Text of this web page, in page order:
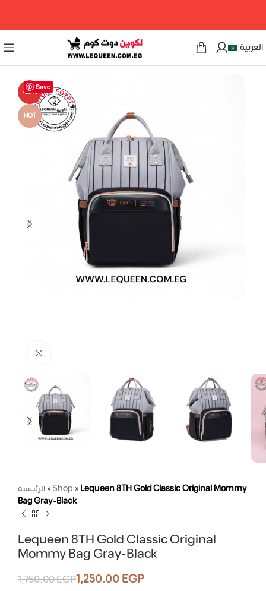
العربية
Save
-29%
HOT
الرئيسية»Shop »Lequeen 8TH Gold Classic Original Mommy
Bag Gray-Black
Lequeen 8TH Gold Classic Original
Mommy Bag Gray-Black
1,750.00EGP1,250.00EGP